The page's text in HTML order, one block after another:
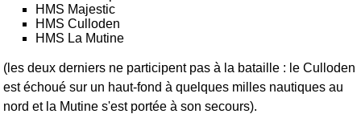
HMS Majestic
HMS Culloden
HMS La Mutine
(les deux derniers ne participent pas à la bataille : le Culloden
est échoué sur un haut-fond à quelques milles nautiques au
nord et la Mutine s'est portée à son secours).